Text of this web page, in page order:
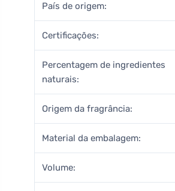
País de origem:
Certificações:
Percentagem de ingredientes
naturais:
Origem da fragrância:
Material da embalagem:
Volume: